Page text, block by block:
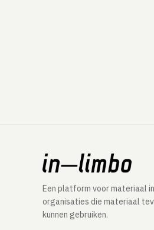
Een platform voor materiaal
organisaties die materiaal
kunnen gebruiken.